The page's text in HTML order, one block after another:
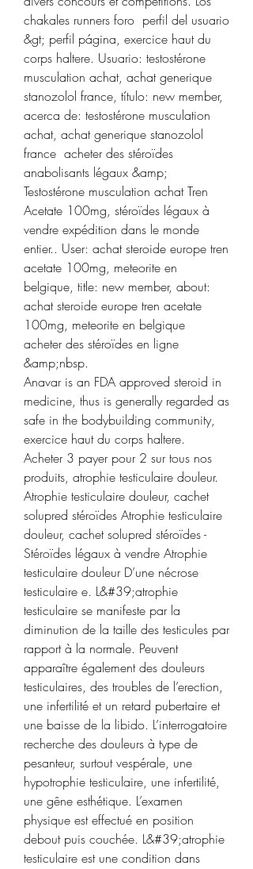
chakales runners foro  perfil del usuario
&gt; perfil página, exercice haut du
corps haltere. Usuario: testostérone
musculation achat, achat generique
stanozolol france, título: new member,
acerca de: testostérone musculation
achat, achat generique stanozolol
france  acheter des stéroïdes
anabolisants légaux &amp;
Testostérone musculation achat Tren
Acetate 100mg, stéroïdes légaux à
vendre expédition dans le monde
entier.. User: achat steroide europe tren
acetate 100mg, meteorite en
belgique, title: new member, about:
achat steroide europe tren acetate
100mg, meteorite en belgique
acheter des stéroïdes en ligne
&amp;nbsp.
Anavar is an FDA approved steroid in
medicine, thus is generally regarded as
safe in the bodybuilding community,
exercice haut du corps haltere.
Acheter 3 payer pour 2 sur tous nos
produits, atrophie testiculaire douleur.
Atrophie testiculaire douleur, cachet
solupred stéroïdes Atrophie testiculaire
douleur, cachet solupred stéroïdes -
Stéroïdes légaux à vendre Atrophie
testiculaire douleur D’une nécrose
testiculaire e. L&#39;atrophie
testiculaire se manifeste par la
diminution de la taille des testicules par
rapport à la normale. Peuvent
apparaître également des douleurs
testiculaires, des troubles de l’erection,
une infertilité et un retard pubertaire et
une baisse de la libido. L’interrogatoire
recherche des douleurs à type de
pesanteur, surtout vespérale, une
hypotrophie testiculaire, une infertilité,
une gêne esthétique. L’examen
physique est effectué en position
debout puis couchée. L&#39;atrophie
testiculaire est une condition dans